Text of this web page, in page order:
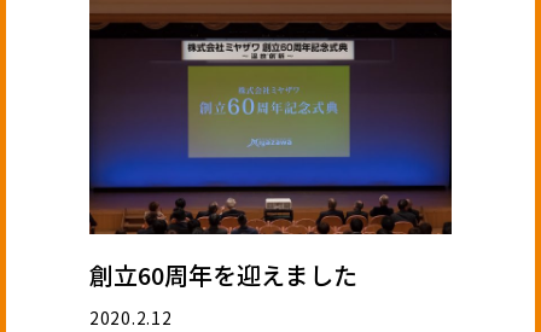
創立60周年を迎えました
2020.2.12